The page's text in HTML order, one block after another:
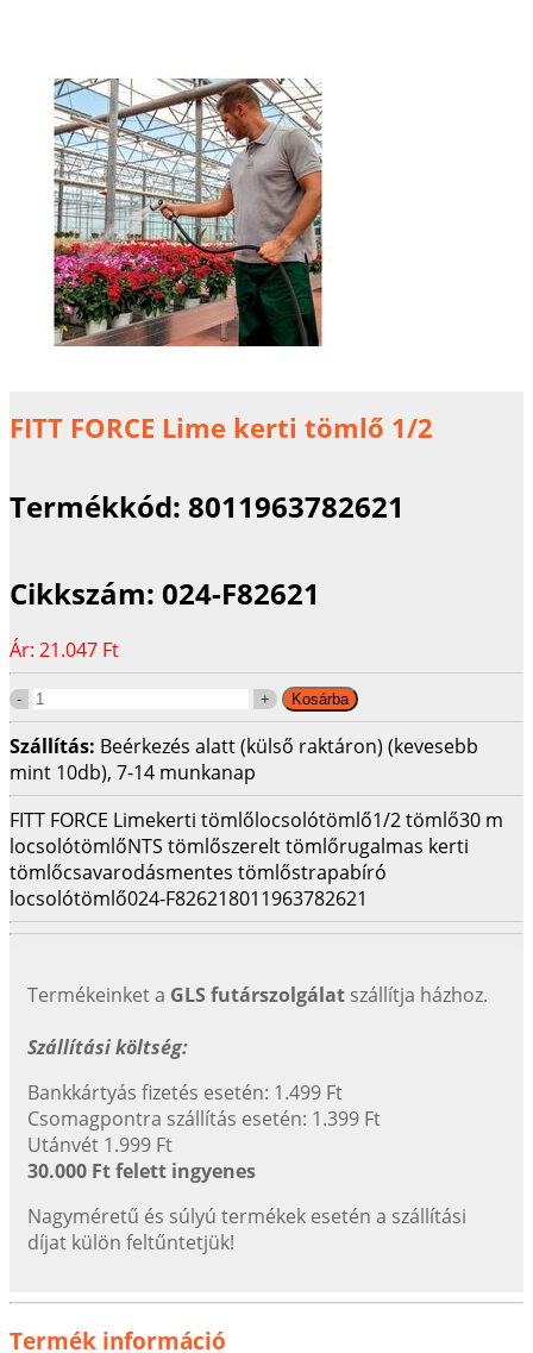
FITT FORCE Lime kerti tömlő 1/2
Termékkód: 8011963782621
Cikkszám: 024-F82621
Ár: 21.047 Ft
Szállítás: Beérkezés alatt (külső raktáron) (kevesebb
mint 10db), 7-14 munkanap
FITT FORCE Limekerti tömlőlocsolótömlő1/2 tömlő30 m
locsolótömlőNTS tömlőszerelt tömlőrugalmas kerti
tömlőcsavarodásmentes tömlőstrapabíró
locsolótömlő024-F826218011963782621
Termékeinket a GLS futárszolgálat szállítja házhoz.
Szállítási költség:
Bankkártyás fizetés esetén: 1.499 Ft
Csomagpontra szállítás esetén: 1.399 Ft
Utánvét 1.999 Ft
30.000 Ft felett ingyenes
Nagyméretű és súlyú termékek esetén a szállítási
díjat külön feltűntetjük!
Termék információ